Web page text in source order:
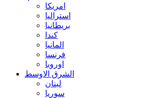
امريكا
استراليا
بريطانيا
كندا
المانيا
فرنسا
اوروبا
الشرق الاوسط
لبنان
سوريا